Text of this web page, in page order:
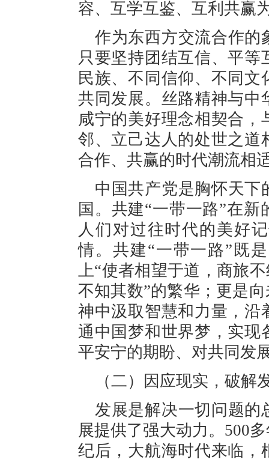
容、互学互鉴、互利共赢
作为东西方交流合作的
只要坚持团结互信、平
民族、不同信仰、不同
共同发展。丝路精神与中
咸宁的美好理念相契合
邻、立己达人的处世之道
合作、共赢的时代潮流相
中国共产党是胸怀天下
国。共建“一带一路”在
人们对过往时代的美好
情。共建“一带一路”既
上“使者相望于道，商旅
不知其数”的繁华；更是
神中汲取智慧和力量，沿
通中国梦和世界梦，实现
平安宁的期盼、对共同发
（二）因应现实，破解
发展是解决一切问题的
展提供了强大动力。500
纪后，大航海时代来临，